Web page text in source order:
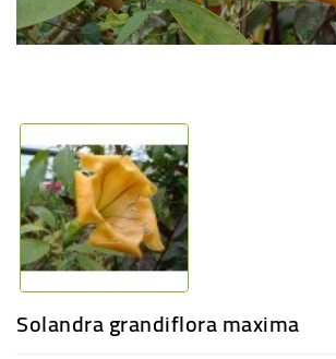
BEGONIAS
DE
ENGRAIS
OFFRES
SPÉCIALES
PLANTES
PARFUMÉES
Solandra grandiflora maxima